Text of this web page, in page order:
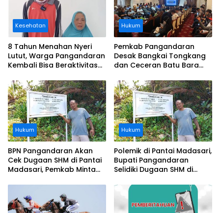
Kesehatan
8 Tahun Menahan Nyeri
Lutut, Warga Pangandaran
Kembali Bisa Beraktivitas
Ditanggung BPJS
Hukum
Pemkab Pangandaran
Desak Bangkai Tongkang
dan Ceceran Batu Bara
Buruknya Koordinasi
Perusahaan
Hukum
BPN Pangandaran Akan
Cek Dugaan SHM di Pantai
Madasari, Pemkab Minta
Hukum
Polemik di Pantai Madasari,
Bupati Pangandaran
Selidiki Dugaan SHM di
Pantai